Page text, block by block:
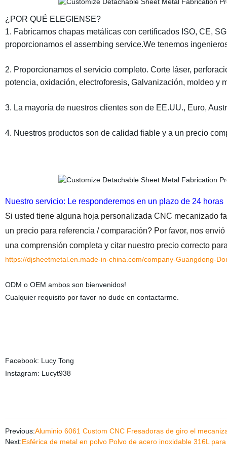
¿POR QUÉ ELEGIENSE?
1. Fabricamos chapas metálicas con certificados ISO, CE,
proporcionamos el assembing service.We tenemos
2. Proporcionamos el servicio completo. Corte láser,
potencia, oxidación, electroforesis, Galvanización, moldeo y
3. La mayoría de nuestros clientes son de EE.UU., Euro,
4. Nuestros productos son de calidad fiable y a un precio
Nuestro servicio: Le responderemos en un plazo de 24 horas
Si usted tiene alguna hoja personalizada CNC mecanizado
un precio para referencia / comparación? Por favor, nos
una comprensión completa y citar nuestro precio correcto
https://djsheetmetal.en.made-in-china.com/company-Guangdong-
ODM o OEM ambos son bienvenidos!
Cualquier requisito por favor no dude en contactarme.
Facebook: Lucy Tong
Instagram: Lucyt938
Previous:Aluminio 6061 Custom CNC Fresadoras de giro el
Next:Esférica de metal en polvo Polvo de acero inoxidable 316L